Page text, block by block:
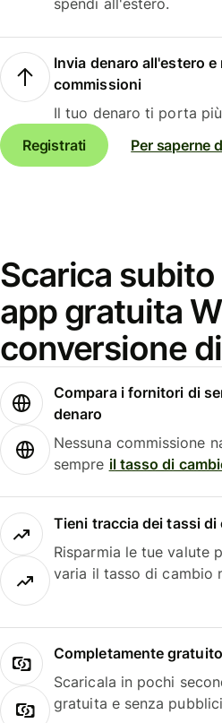
spendi all'estero.
Invia denaro all'estero
commissioni
Il tuo denaro ti porta
Registrati
Per saperne
Scarica
app gratuita
conversione
Compara i fornitori di
denaro
Nessuna commissione
sempre il tasso di
Tieni traccia dei tassi
Risparmia le tue valute
varia il tasso di cambio
Completamente
Scaricala in pochi
gratuita e senza